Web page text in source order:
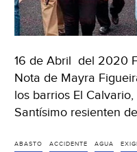
16 de Abril del 2020
Nota de Mayra
los barrios El
Santísimo resienten
ABASTO ACCIDENTE AGUA